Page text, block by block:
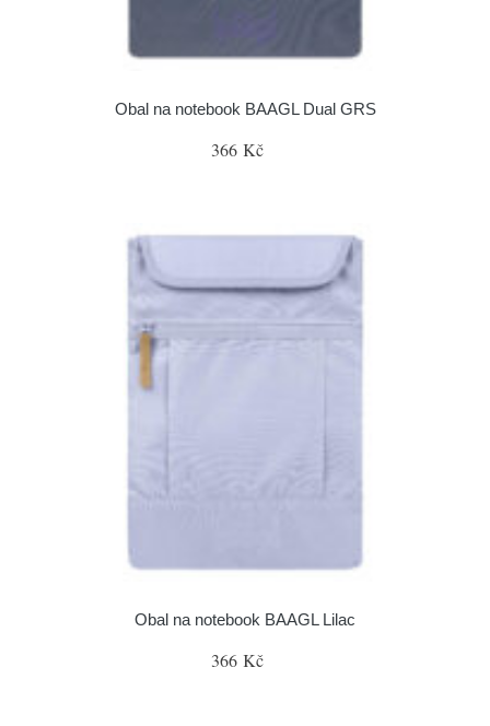
Obal na notebook BAAGL Dual GRS
366 Kč
Obal na notebook BAAGL Lilac
366 Kč